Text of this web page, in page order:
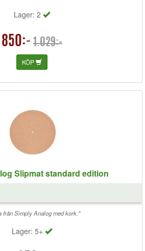
Lager: 2
850:- 1.029:-
KÖP
Slipmat standard edition
från Simply Analog med kork."
Lager: 5+